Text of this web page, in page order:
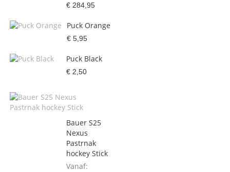
€ 284,95
Puck Orange
€ 5,95
Puck Black
€ 2,50
Bauer S25
Nexus
Pastrnak
hockey Stick
Vanaf